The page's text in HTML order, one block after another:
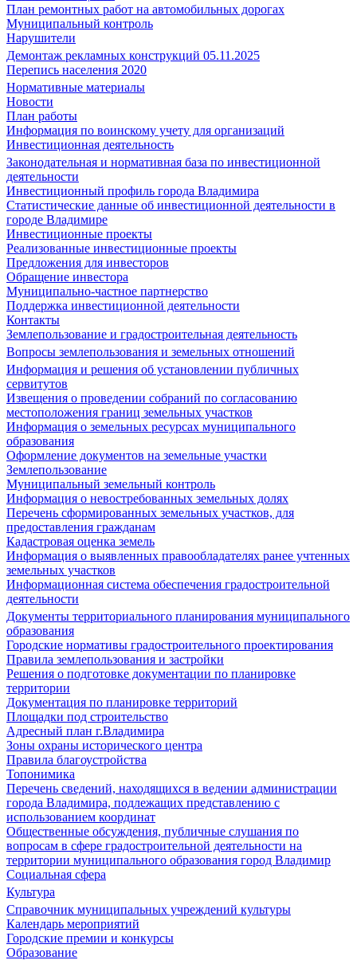
План ремонтных работ на автомобильных дорогах
Муниципальный контроль
Нарушители
Демонтаж рекламных конструкций 05.11.2025
Перепись населения 2020
Нормативные материалы
Новости
План работы
Информация по воинскому учету для организаций
Инвестиционная деятельность
Законодательная и нормативная база по инвестиционной
деятельности
Инвестиционный профиль города Владимира
Статистические данные об инвестиционной деятельности в
городе Владимире
Инвестиционные проекты
Реализованные инвестиционные проекты
Предложения для инвесторов
Обращение инвестора
Муниципально-частное партнерство
Поддержка инвестиционной деятельности
Контакты
Землепользование и градостроительная деятельность
Вопросы землепользования и земельных отношений
Информация и решения об установлении публичных
сервитутов
Извещения о проведении собраний по согласованию
местоположения границ земельных участков
Информация о земельных ресурсах муниципального
образования
Оформление документов на земельные участки
Землепользование
Муниципальный земельный контроль
Информация о невостребованных земельных долях
Перечень сформированных земельных участков, для
предоставления гражданам
Кадастровая оценка земель
Информация о выявленных правообладателях ранее учтенных
земельных участков
Информационная система обеспечения градостроительной
деятельности
Документы территориального планирования муниципального
образования
Городские нормативы градостроительного проектирования
Правила землепользования и застройки
Решения о подготовке документации по планировке
территории
Документация по планировке территорий
Площадки под строительство
Адресный план г.Владимира
Зоны охраны исторического центра
Правила благоустройства
Топонимика
Перечень сведений, находящихся в ведении администрации
города Владимира, подлежащих представлению с
использованием координат
Общественные обсуждения, публичные слушания по
вопросам в сфере градостроительной деятельности на
территории муниципального образования город Владимир
Социальная сфера
Культура
Справочник муниципальных учреждений культуры
Календарь мероприятий
Городские премии и конкурсы
Образование